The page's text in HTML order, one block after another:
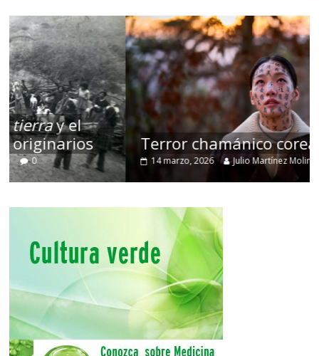
Terror chamánico coreano
14 marzo, 2026 Julio Martínez Molina 0